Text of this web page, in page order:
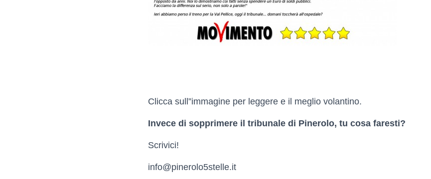
Clicca sull”immagine per leggere e il meglio volantino.
Invece di sopprimere il tribunale di Pinerolo, tu cosa faresti?
Scrivici!
info@pinerolo5stelle.it